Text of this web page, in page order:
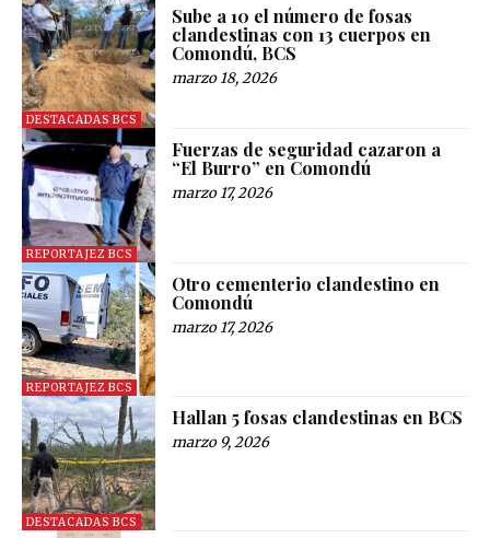
DESTACADAS BCS
Sube a 10 el número de fosas
clandestinas con 13 cuerpos en
Comondú, BCS
marzo 18, 2026
REPORTAJEZ BCS
Fuerzas de seguridad cazaron a
“El Burro” en Comondú
marzo 17, 2026
REPORTAJEZ BCS
Otro cementerio clandestino en
Comondú
marzo 17, 2026
DESTACADAS BCS
Hallan 5 fosas clandestinas en BCS
marzo 9, 2026